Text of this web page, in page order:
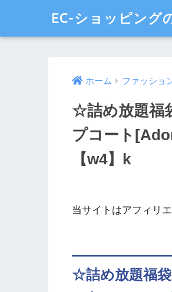
EC-ショッピング
ホーム ファッショ
☆詰め放題福
プコート
【w4】k
当サイトはアフィリ
☆詰め放題福